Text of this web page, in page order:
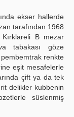
ekser hallerde
tarafından 1968
Kırklareli B mezar
tabakası göze
renkte
eşit mesafelerle
çift ya da tek
delikler kubbenin
süslenmiş